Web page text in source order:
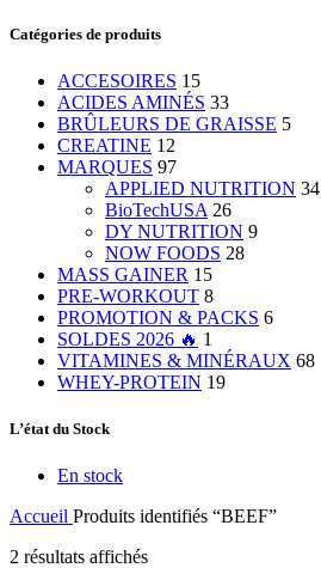
Catégories de produits
ACCESOIRES 15
ACIDES AMINÉS 33
BRÛLEURS DE GRAISSE 5
CREATINE 12
MARQUES 97
APPLIED NUTRITION 34
BioTechUSA 26
DY NUTRITION 9
NOW FOODS 28
MASS GAINER 15
PRE-WORKOUT 8
PROMOTION & PACKS 6
SOLDES 2026 🔥 1
VITAMINES & MINÉRAUX 68
WHEY-PROTEIN 19
L’état du Stock
En stock
Accueil Produits identifiés “BEEF”
2 résultats affichés